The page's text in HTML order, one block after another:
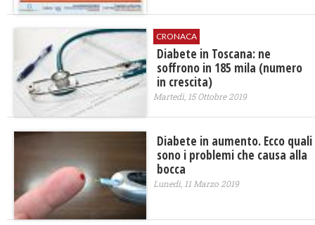
CRONACA
Diabete in Toscana: ne
soffrono in 185 mila (numero
in crescita)
Martedì, 15 Ottobre 2019
​Diabete in aumento. Ecco quali
sono i problemi che causa alla
bocca
Lunedì, 11 Marzo 2019